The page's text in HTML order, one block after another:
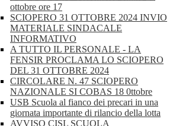
ottobre ore 17
SCIOPERO 31 OTTOBRE 2024 INVIO
MATERIALE SINDACALE
INFORMATIVO
A TUTTO IL PERSONALE - LA
FENSIR PROCLAMA LO SCIOPERO
DEL 31 OTTOBRE 2024
CIRCOLARE N. 47 SCIOPERO
NAZIONALE SI COBAS 18 0ttobre
USB Scuola al fianco dei precari in una
giornata importante di rilancio della lotta
AVVISO CISL SCUOLA